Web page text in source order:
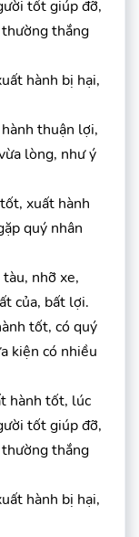
tốt giúp đỡ,
thắng
hành bị hại,
thuận lợi,
lòng, như ý
xuất hành
quý nhân
nhỡ xe,
của, bất lợi.
tốt, có quý
kiện có nhiều
hành tốt, lúc
tốt giúp đỡ,
thắng
hành bị hại,